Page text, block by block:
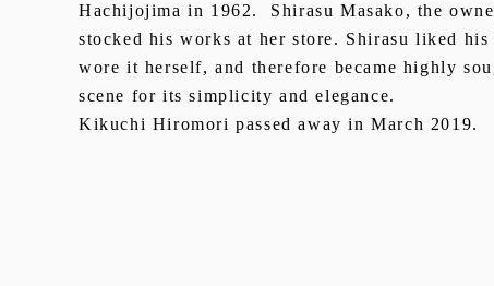
Hachijojima in 1962. Shirasu Masako, the
stocked his works at her store. Shirasu liked
wore it herself, and therefore became highly
scene for its simplicity and elegance.
Kikuchi Hiromori passed away in March 2019.